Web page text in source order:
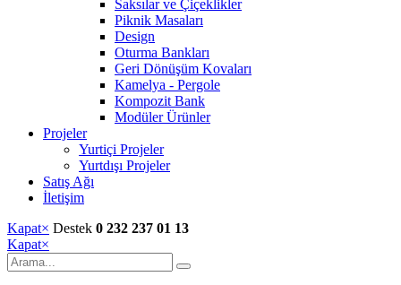
Saksılar ve Çiçeklikler
Piknik Masaları
Design
Oturma Bankları
Geri Dönüşüm Kovaları
Kamelya - Pergole
Kompozit Bank
Modüler Ürünler
Projeler
Yurtiçi Projeler
Yurtdışı Projeler
Satış Ağı
İletişim
Kapat× Destek 0 232 237 01 13
Kapat×